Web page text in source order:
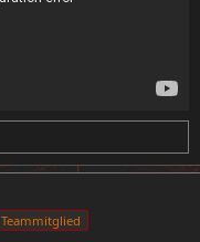
Teammitglied